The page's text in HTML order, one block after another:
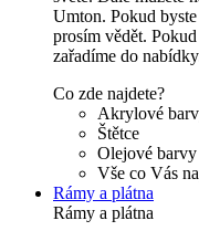
Umton. Pokud
prosím vědět.
zařadíme do
Co zde najdete?
Akrylové
Štětce
Olejové barvy
Vše co Vás
Rámy a plátna
Rámy a plátna